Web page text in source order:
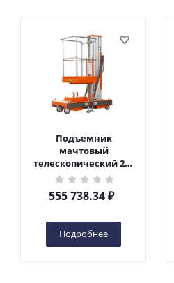
Подъемник
мачтовый
телескопический 200
кг 6 м TOR GTWY6-200S
DC 2-мачтовый
(автономный) (G) в
555 738.34₽
Подробнее